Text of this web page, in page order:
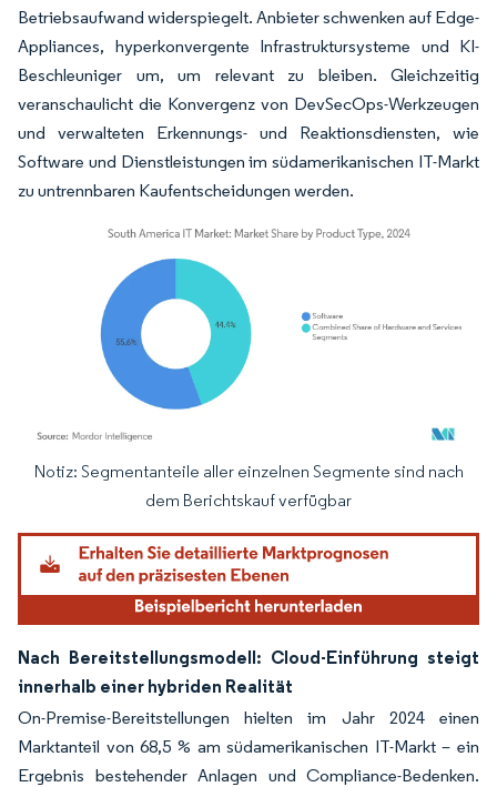
Betriebsaufwand widerspiegelt. Anbieter schwenken auf Edge-
Appliances, hyperkonvergente Infrastruktursysteme und KI-
Beschleuniger um, um relevant zu bleiben. Gleichzeitig
veranschaulicht die Konvergenz von DevSecOps-Werkzeugen
und verwalteten Erkennungs- und Reaktionsdiensten, wie
Software und Dienstleistungen im südamerikanischen IT-Markt
zu untrennbaren Kaufentscheidungen werden.
Bild © Mordor Intelligence. Wiederverwendung erfordert Namensnennung
Notiz: Segmentanteile aller einzelnen Segmente sind nach
dem Berichtskauf verfügbar
Nach Bereitstellungsmodell: Cloud-Einführung steigt
innerhalb einer hybriden Realität
On-Premise-Bereitstellungen hielten im Jahr 2024 einen
Marktanteil von 68,5 % am südamerikanischen IT-Markt – ein
Ergebnis bestehender Anlagen und Compliance-Bedenken.